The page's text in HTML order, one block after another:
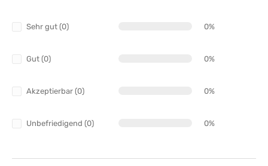
Sehr gut (0) 0%
Gut (0) 0%
Akzeptierbar (0) 0%
Unbefriedigend (0) 0%